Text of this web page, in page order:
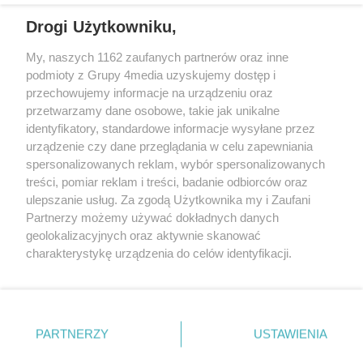
Redakcja Reklama Prywatność
Praca Łódź
the:protocol
Facebook.com
Youtube.com
Drogi Użytkowniku,
My, naszych 1162 zaufanych partnerów oraz inne
podmioty z Grupy 4media uzyskujemy dostęp i
przechowujemy informacje na urządzeniu oraz
przetwarzamy dane osobowe, takie jak unikalne
identyfikatory, standardowe informacje wysyłane przez
urządzenie czy dane przeglądania w celu zapewniania
spersonalizowanych reklam, wybór spersonalizowanych
treści, pomiar reklam i treści, badanie odbiorców oraz
ulepszanie usług. Za zgodą Użytkownika my i Zaufani
Partnerzy możemy używać dokładnych danych
geolokalizacyjnych oraz aktywnie skanować
charakterystykę urządzenia do celów identyfikacji.
zmienić/wycofać klikając przycisk ustawień prywatności
znajdujący się w lewym dolnym rogu strony
. Niektóre
PARTNERZY USTAWIENIA